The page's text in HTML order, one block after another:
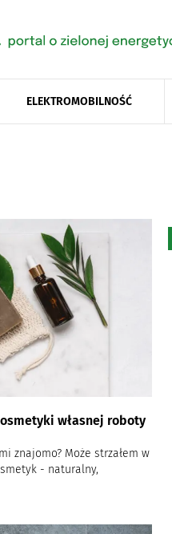
ELEKTROMOBILNOŚĆ
własnej roboty
znajomo? Może strzałem w
- naturalny,